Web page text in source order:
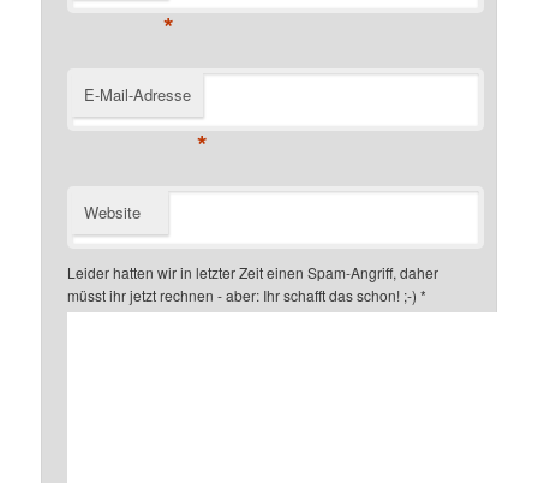
*
E-Mail-Adresse
*
Website
Leider hatten wir in letzter Zeit einen Spam-Angriff, daher
müsst ihr jetzt rechnen - aber: Ihr schafft das schon! ;-) *